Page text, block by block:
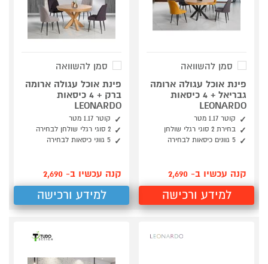
סמן להשוואה
פינת אוכל עגולה ארומה
גבריאל + 4 כיסאות
LEONARDO
קוטר 1.17 מטר
בחירת 2 סוגי רגלי שולחן
5 גוונים כיסאות לבחירה
קנה עכשיו ב- 2,690
למידע ורכישה
סמן להשוואה
פינת אוכל עגולה ארומה
ברק + 4 כיסאות
LEONARDO
קוטר 1.17 מטר
2 סוגי רגלי שולחן לבחירה
5 גווני כיסאות לבחירה
קנה עכשיו ב- 2,690
למידע ורכישה